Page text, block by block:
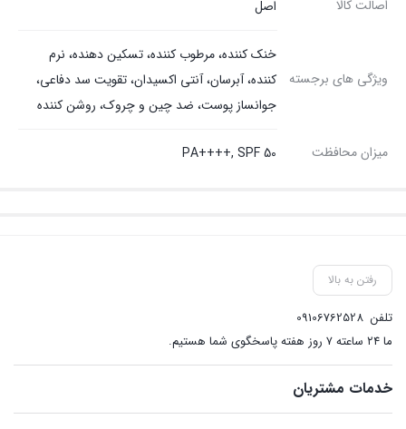
اصالت کالا اصل
ویژگی های برجسته
خنک کننده، مرطوب کننده، تسکین دهنده، نرم
کننده، آبرسان، آنتی اکسیدان، تقویت سد دفاعی،
جوانساز پوست، ضد چین و چروک، روشن کننده
میزان محافظت PA++++, SPF 50
رفتن به بالا
تلفن 09106762528
ما ۲۴ ساعته ۷ روز هفته پاسخگوی شما هستیم.
خدمات مشتریان